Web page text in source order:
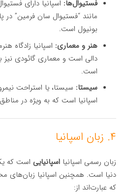
فستیوال‌ها: اسپانیا دارای
مانند “فستیوال سان فرمین” در
بونیول است.
هنر و معماری: اسپانیا زادگاه
دالی است و معماری گائودی
است.
سیستا: سیستا، یا استراحت
اسپانیا است که به ویژه در
۴. زبان اسپانیا
زبان رسمی اسپانیااسپانیایی است که
دنیا است. همچنین اسپانیا زبان‌های
که عبارت‌اند از: